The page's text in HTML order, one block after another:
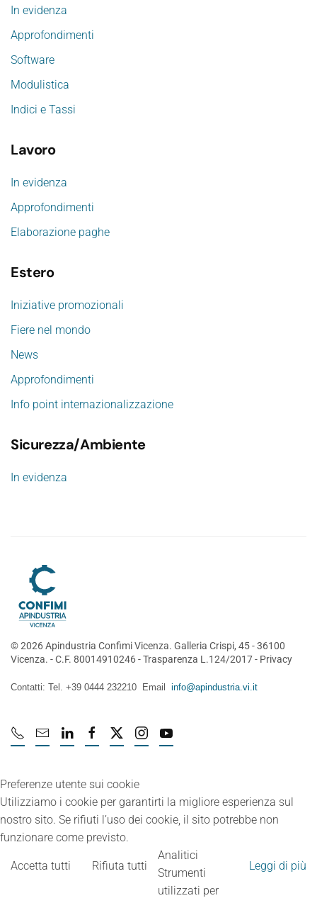
In evidenza
Approfondimenti
Software
Modulistica
Indici e Tassi
Lavoro
In evidenza
Approfondimenti
Elaborazione paghe
Estero
Iniziative promozionali
Fiere nel mondo
News
Approfondimenti
Info point internazionalizzazione
Sicurezza/Ambiente
In evidenza
©2026Apindustria Confimi Vicenza. Galleria Crispi, 45 - 36100
Vicenza. - C.F. 80014910246 -Trasparenza L.124/2017- Privacy
Contatti: Tel. +39 0444 232210 Email info@apindustria.vi.it
Preferenze utente sui cookie
Utilizziamo i cookie per garantirti la migliore esperienza sul
nostro sito. Se rifiuti l’uso dei cookie, il sito potrebbe non
funzionare come previsto.
Accetta tutti Rifiuta tutti Leggi di più
Analitici
Strumenti
utilizzati per